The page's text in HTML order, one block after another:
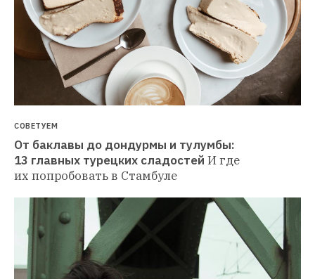
СОВЕТУЕМ
От баклавы до дондурмы и тулумбы:
13 главных турецких сладостей И где
их попробовать в Стамбуле